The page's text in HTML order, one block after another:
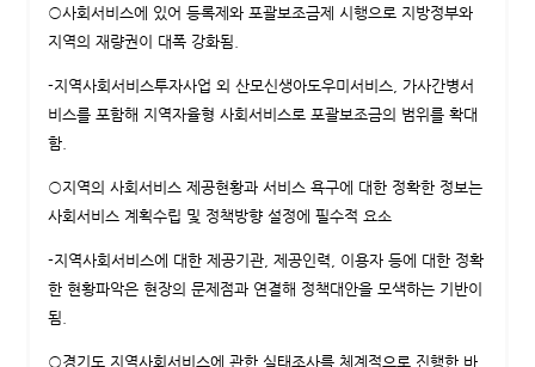
○사회서비스에 있어 등록제와 포괄보조금제 시행으로 지방정부와
지역의 재량권이 대폭 강화됨.
-지역사회서비스투자사업 외 산모신생아도우미서비스, 가사간병서
비스를 포함해 지역자율형 사회서비스로 포괄보조금의 범위를 확대
함.
○지역의 사회서비스 제공현황과 서비스 욕구에 대한 정확한 정보는
사회서비스 계획수립 및 정책방향 설정에 필수적 요소
-지역사회서비스에 대한 제공기관, 제공인력, 이용자 등에 대한 정확
한 현황파악은 현장의 문제점과 연결해 정책대안을 모색하는 기반이
됨.
○경기도 지역사회서비스에 관한 실태조사를 체계적으로 진행한 바